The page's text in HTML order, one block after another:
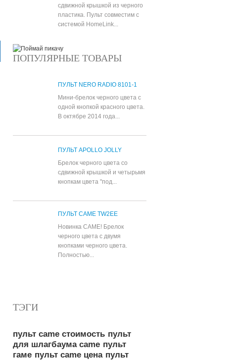
сдвижной крышкой из черного
пластика. Пульт совместим с
системой HomeLink...
ПОПУЛЯРНЫЕ ТОВАРЫ
ПУЛЬТ NERO RADIO 8101-1
Мини-брелок черного цвета с
одной кнопкой красного цвета.
В октябре 2014 года...
ПУЛЬТ APOLLO JOLLY
Брелок черного цвета со
сдвижной крышкой и четырьмя
кнопкам цвета "под...
ПУЛЬТ CAME TW2EE
Новинка CAME! Брелок
черного цвета с двумя
кнопками черного цвета.
Полностью...
ТЭГИ
пульт came стоимость пульт
для шлагбаума came пульт
гаме пульт came цена пульт